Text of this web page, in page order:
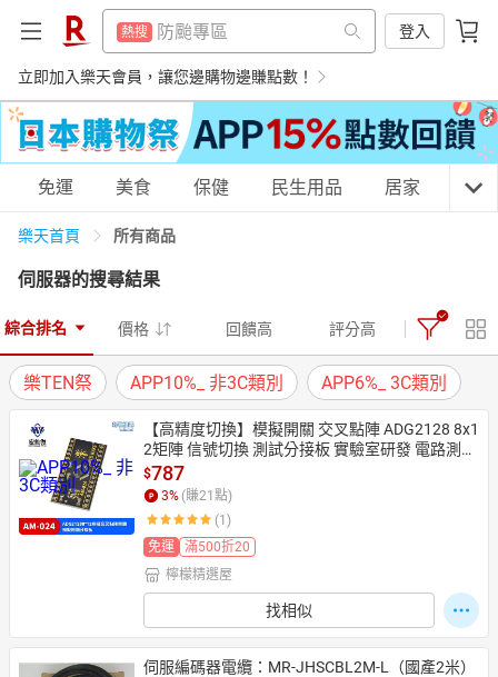
熱搜 299超取免運
熱搜 賺點樂翻天
熱搜 電子閱讀器
熱搜 微波爐
點數10%
熱搜 熱門飯店推薦
登入
立即加入樂天會員，讓您邊購物邊賺點數！
熱搜 299超取免運
賺點樂翻天
熱搜 電子閱讀器
熱搜 微波爐
熱搜 平板電腦
熱搜 吹風機
熱搜 床架
熱搜 點數10%
熱搜 熱門飯店推薦
購物網分類
居家生活 3C家電 運動休閒 親子玩具
女裝 男裝
電子/紙本書
HOT
免運 美食 保健 民生用品 居家 3C
樂天首頁 所有商品
伺服器的搜尋結果
綜合排名 價格 回饋高 評分高
樂TEN祭 APP10%_ 非3C類別 APP6%_ 3C類別
【高精度切換】模擬開關 交叉點陣 ADG2128 8x1
2矩陣 信號切換 測試分接板 實驗室研發 電路測試
自動化設備
$787
3% (賺21 點)
(1)
免運
滿500折20
檸檬精選屋
找相似
伺服編碼器電纜：MR-JHSCBL2M-L（國產2米）